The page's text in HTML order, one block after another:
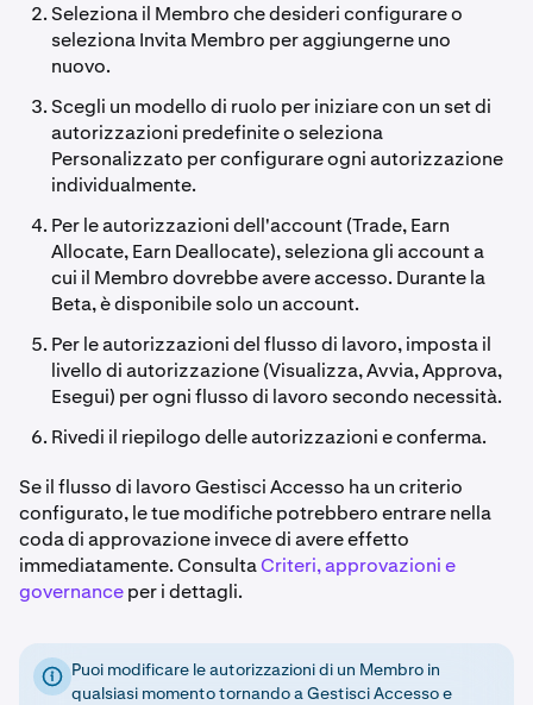
Seleziona il Membro che desideri configurare o
seleziona Invita Membro per aggiungerne uno
nuovo.
Scegli un modello di ruolo per iniziare con un set di
autorizzazioni predefinite o seleziona
Personalizzato per configurare ogni autorizzazione
individualmente.
Per le autorizzazioni dell'account (Trade, Earn
Allocate, Earn Deallocate), seleziona gli account a
cui il Membro dovrebbe avere accesso. Durante la
Beta, è disponibile solo un account.
Per le autorizzazioni del flusso di lavoro, imposta il
livello di autorizzazione (Visualizza, Avvia, Approva,
Esegui) per ogni flusso di lavoro secondo necessità.
Rivedi il riepilogo delle autorizzazioni e conferma.
Se il flusso di lavoro Gestisci Accesso ha un criterio
configurato, le tue modifiche potrebbero entrare nella
coda di approvazione invece di avere effetto
immediatamente. ConsultaCriteri, approvazioni e
governanceper i dettagli.
Puoi modificare le autorizzazioni di un Membro in
qualsiasi momento tornando a Gestisci Accesso e